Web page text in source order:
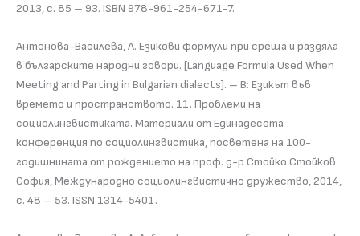
2013, с. 85 – 93. ISBN 978-961-254-671-7.
Антонова-Василева, Л. Езикови формули при среща и раздяла
в българските народни говори. [Language Formula Used When
Meeting and Parting in Bulgarian dialects]. – В: Езикът във
времето и пространството. 11. Проблеми на
социолингвистиката. Материали от Единадесета
конференция по социолингвистика, посветена на 100-
годишнината от рождението на проф. д-р Стойко Стойков.
София, Международно социолингвистично дружество, 2014,
с. 48 – 53. ISSN 1314-5401.